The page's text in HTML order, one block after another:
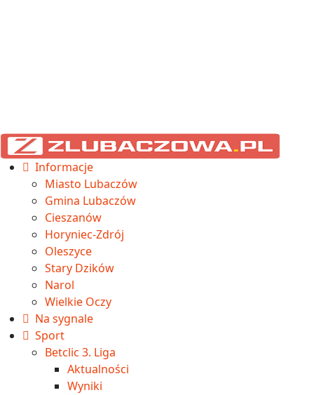
Informacje
Miasto Lubaczów
Gmina Lubaczów
Cieszanów
Horyniec-Zdrój
Oleszyce
Stary Dzików
Narol
Wielkie Oczy
Na sygnale
Sport
Betclic 3. Liga
Aktualności
Wyniki